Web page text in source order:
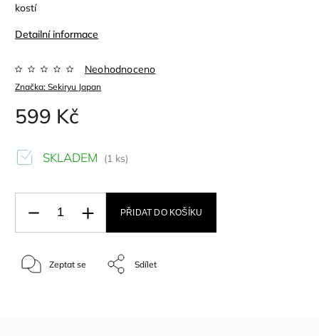
kostí
Detailní informace
Značka: Sekiryu Japan
Neohodnoceno
599 Kč
SKLADEM (1 ks)
PŘIDAT DO KOŠÍKU
Zeptat se Sdílet